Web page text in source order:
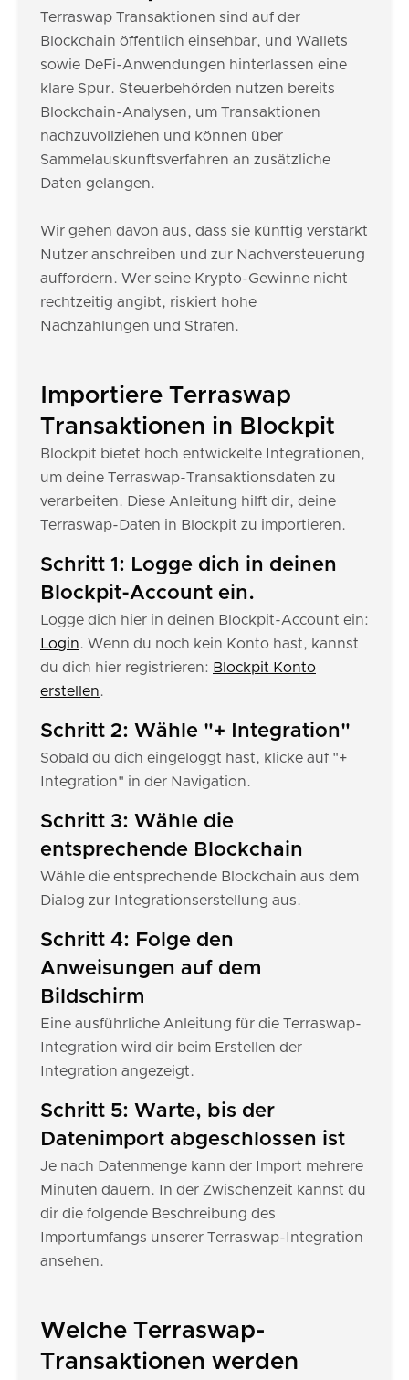
Terraswap Transaktionen sind auf der
Blockchain öffentlich einsehbar, und Wallets
sowie DeFi-Anwendungen hinterlassen eine
klare Spur. Steuerbehörden nutzen bereits
Blockchain-Analysen, um Transaktionen
nachzuvollziehen und können über
Sammelauskunftsverfahren an zusätzliche
Daten gelangen.
Wir gehen davon aus, dass sie künftig verstärkt
Nutzer anschreiben und zur Nachversteuerung
auffordern. Wer seine Krypto-Gewinne nicht
rechtzeitig angibt, riskiert hohe
Nachzahlungen und Strafen.
Importiere Terraswap
Transaktionen in Blockpit
Blockpit bietet hoch entwickelte Integrationen,
um deine Terraswap-Transaktionsdaten zu
verarbeiten. Diese Anleitung hilft dir, deine
Terraswap-Daten in Blockpit zu importieren.
Schritt 1: Logge dich in deinen
Blockpit-Account ein.
Logge dich hier in deinen Blockpit-Account ein:
Login. Wenn du noch kein Konto hast, kannst
du dich hier registrieren: Blockpit Konto
erstellen.
Schritt 2: Wähle "+ Integration"
Sobald du dich eingeloggt hast, klicke auf "+
Integration" in der Navigation.
Schritt 3: Wähle die
entsprechende Blockchain
Wähle die entsprechende Blockchain aus dem
Dialog zur Integrationserstellung aus.
Schritt 4: Folge den
Anweisungen auf dem
Bildschirm
Eine ausführliche Anleitung für die Terraswap-
Integration wird dir beim Erstellen der
Integration angezeigt.
Schritt 5: Warte, bis der
Datenimport abgeschlossen ist
Je nach Datenmenge kann der Import mehrere
Minuten dauern. In der Zwischenzeit kannst du
dir die folgende Beschreibung des
Importumfangs unserer Terraswap-Integration
ansehen.
Welche Terraswap-
Transaktionen werden